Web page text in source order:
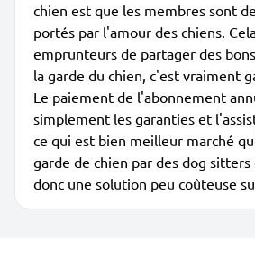
chien est que les membres sont
portés par l'amour des chiens.
emprunteurs de partager des
la garde du chien, c'est vraiment
Le paiement de l'abonnement
simplement les garanties et
ce qui est bien meilleur marché
garde de chien par des dog sitters
donc une solution peu coûteuse